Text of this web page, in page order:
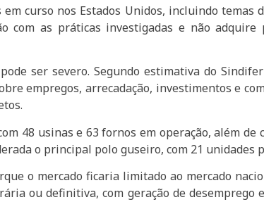
curso nos Estados Unidos, incluindo temas
com as práticas investigadas e não adquire
ser severo. Segundo estimativa do
empregos, arrecadação, investimentos e
48 usinas e 63 fornos em operação, além de
o principal polo guseiro, com 21 unidades
o mercado ficaria limitado ao mercado
ou definitiva, com geração de desemprego